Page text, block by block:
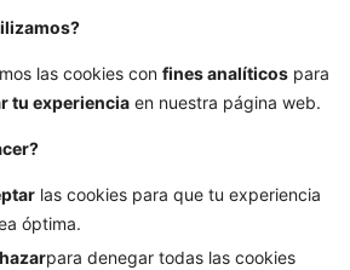
las cookies con fines analíticos para
tu experiencia en nuestra página web.
las cookies para que tu experiencia
óptima.
para denegar todas las cookies